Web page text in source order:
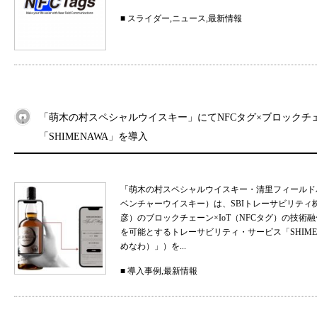
■ スライダー,ニュース,最新情報
「萌木の村スペシャルウイスキー」にてNFCタグ×ブロックチ
「SHIMENAWA」を導入
「萌木の村スペシャルウイスキー・清里フィール
ベンチャーウイスキー）は、SBIトレーサビリテ
彦）のブロックチェーン×IoT（NFCタグ）の技術
を可能とするトレーサビリティ・サービス「
めなわ）」）を...
■ 導入事例,最新情報